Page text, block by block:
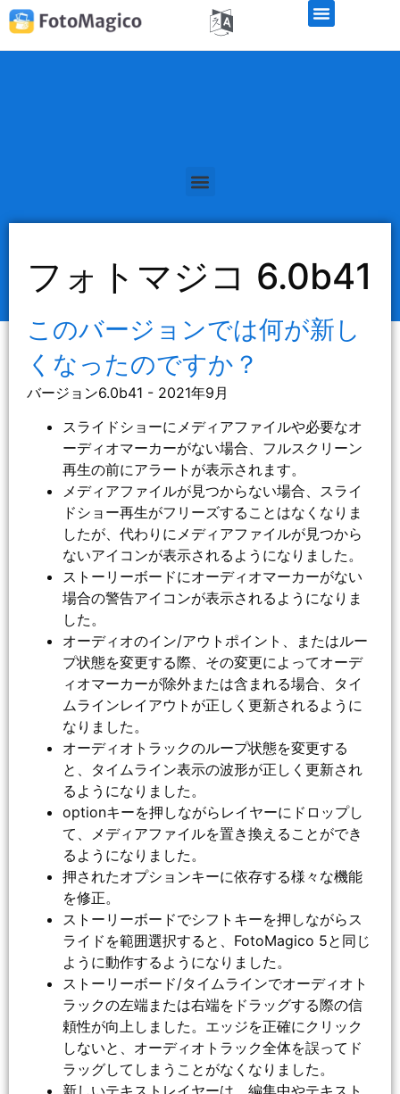
フォトマジコ 6.0b41
このバージョンでは何が新し
くなったのですか？
バージョン6.0b41 - 2021年9月
スライドショーにメディアファイルや必要なオ
ーディオマーカーがない場合、フルスクリーン
再生の前にアラートが表示されます。
メディアファイルが見つからない場合、スライ
ドショー再生がフリーズすることはなくなりま
したが、代わりにメディアファイルが見つから
ないアイコンが表示されるようになりました。
ストーリーボードにオーディオマーカーがない
場合の警告アイコンが表示されるようになりま
した。
オーディオのイン/アウトポイント、またはルー
プ状態を変更する際、その変更によってオーデ
ィオマーカーが除外または含まれる場合、タイ
ムラインレイアウトが正しく更新されるように
なりました。
オーディオトラックのループ状態を変更する
と、タイムライン表示の波形が正しく更新され
るようになりました。
optionキーを押しながらレイヤーにドロップし
て、メディアファイルを置き換えることができ
るようになりました。
押されたオプションキーに依存する様々な機能
を修正。
ストーリーボードでシフトキーを押しながらス
ライドを範囲選択すると、FotoMagico 5と同じ
ように動作するようになりました。
ストーリーボード/タイムラインでオーディオト
ラックの左端または右端をドラッグする際の信
頼性が向上しました。エッジを正確にクリック
しないと、オーディオトラック全体を誤ってド
ラッグしてしまうことがなくなりました。